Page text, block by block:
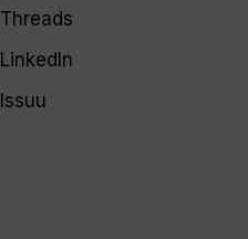
Threads
LinkedIn
Issuu